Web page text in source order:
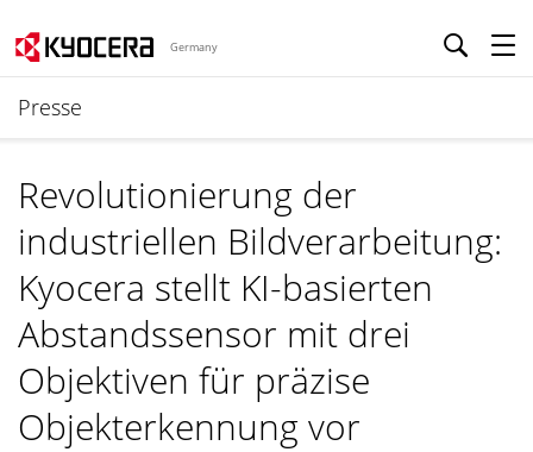
Germany
Presse
Revolutionierung der
industriellen Bildverarbeitung:
Kyocera stellt KI-basierten
Abstandssensor mit drei
Objektiven für präzise
Objekterkennung vor